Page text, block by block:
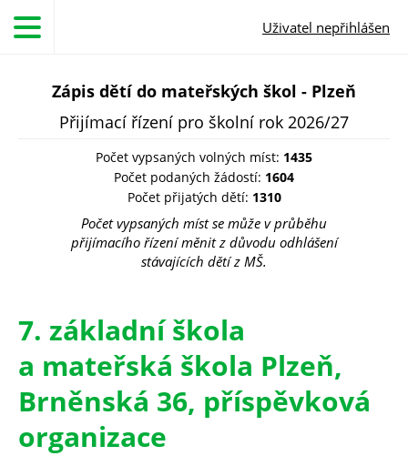
Uživatel nepřihlášen
Zápis dětí do mateřských škol - Plzeň
Přijímací řízení pro školní rok 2026/27
Počet vypsaných volných míst: 1435
Počet podaných žádostí: 1604
Počet přijatých dětí: 1310
Počet vypsaných míst se může v průběhu
přijímacího řízení měnit z důvodu odhlášení
stávajících dětí z MŠ.
7. základní škola
a mateřská škola Plzeň,
Brněnská 36, příspěvková
organizace